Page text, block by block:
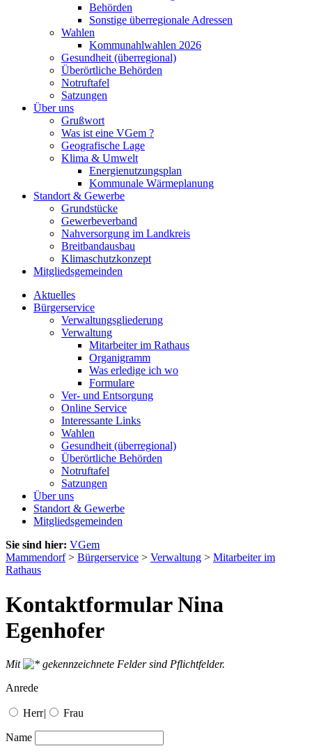
Behörden
Sonstige überregionale Adressen
Wahlen
Kommunahlwahlen 2026
Gesundheit (überregional)
Überörtliche Behörden
Notruftafel
Satzungen
Über uns
Grußwort
Was ist eine VGem ?
Geografische Lage
Klima & Umwelt
Energienutzungsplan
Kommunale Wärmeplanung
Standort & Gewerbe
Grundstücke
Gewerbeverband
Nahversorgung im Landkreis
Breitbandausbau
Klimaschutzkonzept
Mitgliedsgemeinden
Aktuelles
Bürgerservice
Verwaltungsgliederung
Verwaltung
Mitarbeiter im Rathaus
Organigramm
Was erledige ich wo
Formulare
Ver- und Entsorgung
Online Service
Interessante Links
Wahlen
Gesundheit (überregional)
Überörtliche Behörden
Notruftafel
Satzungen
Über uns
Standort & Gewerbe
Mitgliedsgemeinden
Sie sind hier: VGem
Mammendorf> Bürgerservice > Verwaltung > Mitarbeiter im
Rathaus
Kontaktformular Nina
Egenhofer
Mit
gekennzeichnete Felder sind Pflichtfelder.
Anrede
Herr| Frau
Name